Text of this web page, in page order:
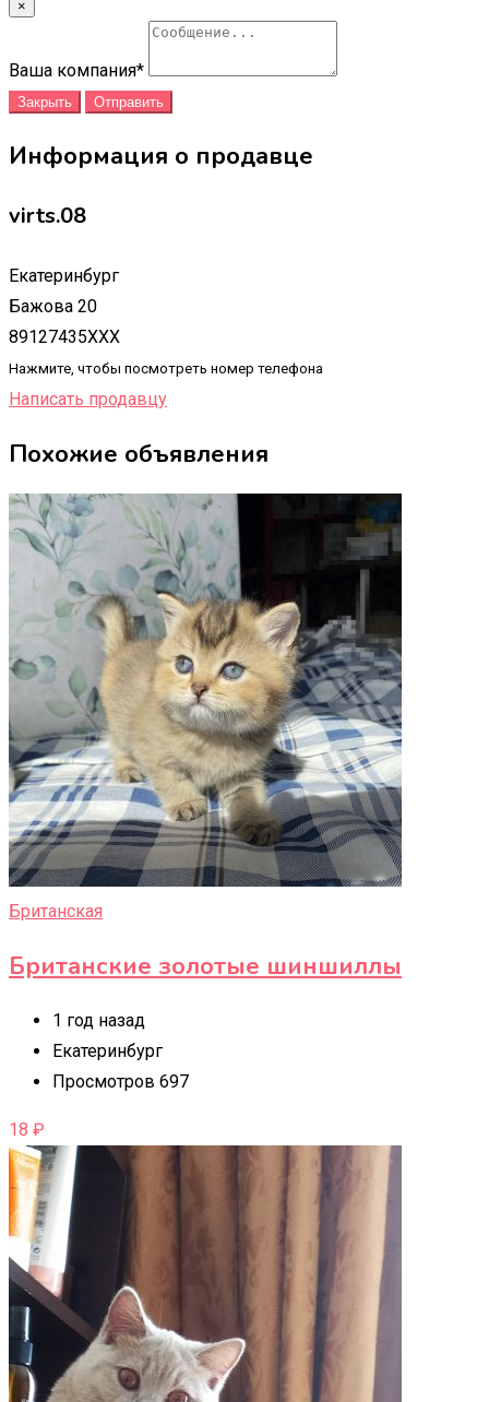
×
Ваша компания*
Закрыть Отправить
Информация о продавце
virts.08
Екатеринбург
Бажова 20
89127435XXX
Нажмите, чтобы посмотреть номер телефона
Написать продавцу
Похожие объявления
Британская
Британские золотые шиншиллы
1 год назад
Екатеринбург
Просмотров 697
18 ₽